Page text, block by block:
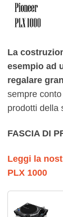
La
esempio ad
regalare
sempre
prodotti della
FASCIA DI
Leggi la
PLX 1000